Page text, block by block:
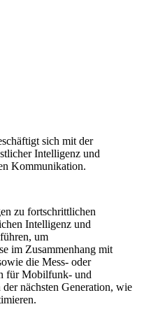
sich mit der
Intelligenz und
Kommunikation.
zu fortschrittlichen
Intelligenz und
um
im Zusammenhang mit
die Mess- oder
für Mobilfunk- und
nächsten Generation, wie